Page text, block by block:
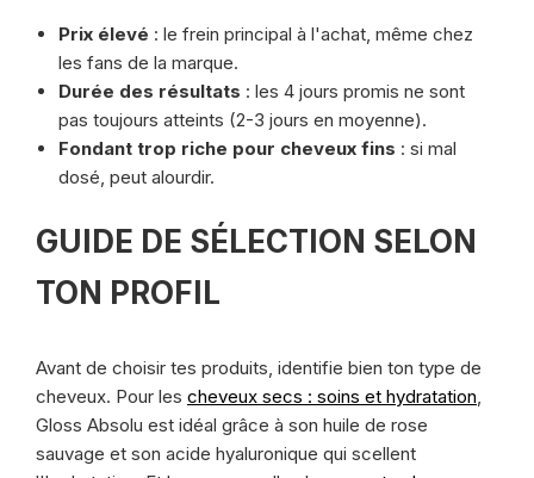
Prix élevé : le frein principal à l'achat, même chez
les fans de la marque.
Durée des résultats : les 4 jours promis ne sont
pas toujours atteints (2-3 jours en moyenne).
Fondant trop riche pour cheveux fins : si mal
dosé, peut alourdir.
GUIDE DE SÉLECTION SELON
TON PROFIL
Avant de choisir tes produits, identifie bien ton type de
cheveux. Pour les cheveux secs : soins et hydratation,
Gloss Absolu est idéal grâce à son huile de rose
sauvage et son acide hyaluronique qui scellent